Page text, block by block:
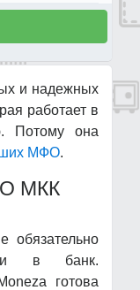
и надежных
работает в
Потому она
МФО.
МКК
обязательно
в банк.
готова